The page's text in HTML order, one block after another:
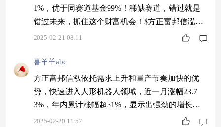
1%，优于同赛道基金99%！稀缺赛道，错过就是
错过未来，抓住这个财富机会！$方正富邦信泓混
合C$
2025-02-21 08:11
喜羊羊abc
方正富邦信泓依托需求上升和量产节奏加快的优
势，快速进入人形机器人领域，近一月涨幅23.7
3%，年内累计涨幅超31%，显示出强劲的增长潜
力。$方正富邦信泓混合C$
2025-02-20 11:57